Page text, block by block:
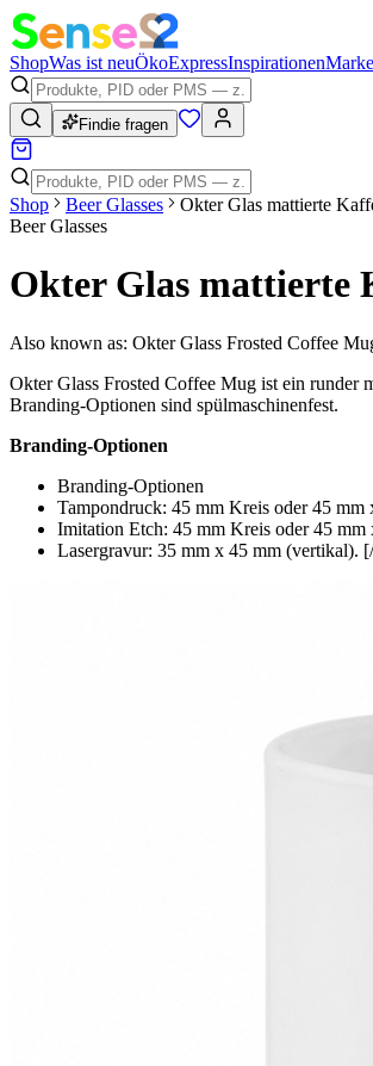
ShopWas ist neuÖkoExpressInspirationen
Findie fragen
Shop Beer Glasses
Okter Glas mattierte
Beer Glasses
Okter Glas mattierte
Also known as: Okter Glass Frosted Coffee
Okter Glass Frosted Coffee Mug ist ein runder
Branding-Optionen sind spülmaschinenfest.
Branding-Optionen
Branding-Optionen
Tampondruck: 45 mm Kreis oder 45 mm
Imitation Etch: 45 mm Kreis oder 45 mm
Lasergravur: 35 mm x 45 mm (vertikal).